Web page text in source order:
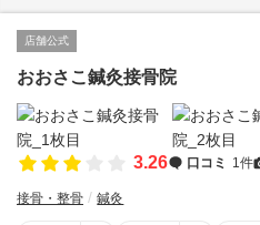
店舗公式
おおさこ鍼灸接骨院
3.26 口コミ 1件
接骨・整骨 鍼灸